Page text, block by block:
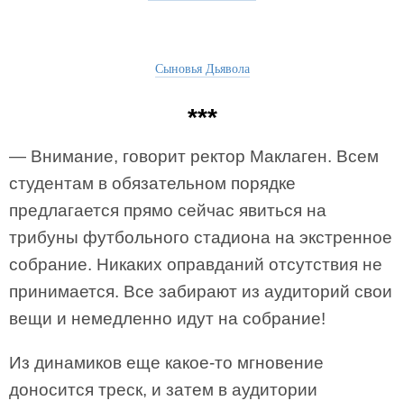
Сыновья Дьявола
***
— Внимание, говорит ректор Маклаген. Всем
студентам в обязательном порядке
предлагается прямо сейчас явиться на
трибуны футбольного стадиона на экстренное
собрание. Никаких оправданий отсутствия не
принимается. Все забирают из аудиторий свои
вещи и немедленно идут на собрание!
Из динамиков еще какое-то мгновение
доносится треск, и затем в аудитории